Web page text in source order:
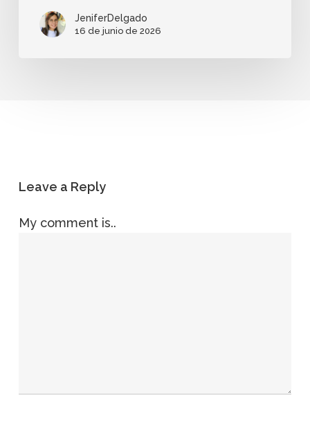
JeniferDelgado
16 de junio de 2026
Leave a Reply
My comment is..